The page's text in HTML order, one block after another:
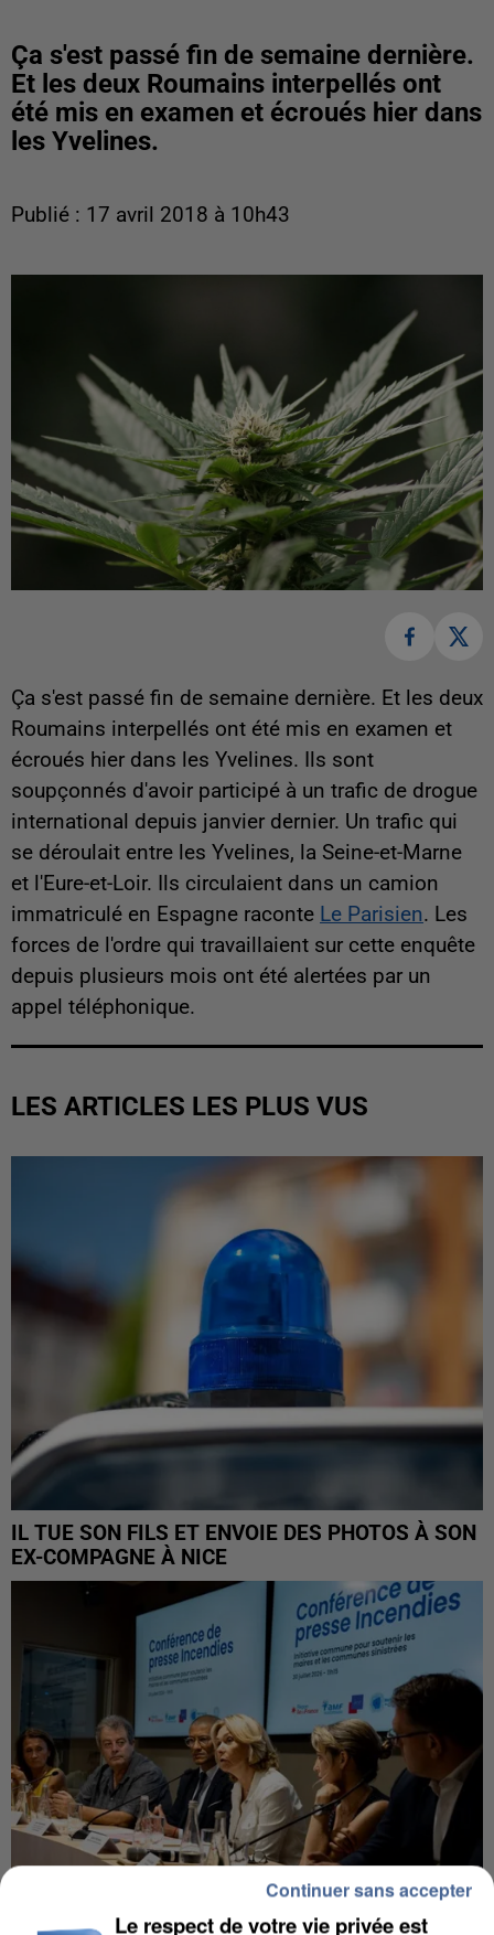
Ça s'est passé fin de semaine dernière.
Et les deux Roumains interpellés ont
été mis en examen et écroués hier dans
les Yvelines.
Publié : 17 avril 2018 à 10h43
Ça s'est passé fin de semaine dernière. Et les deux
Roumains interpellés ont été mis en examen et
écroués hier dans les Yvelines. Ils sont
soupçonnés d'avoir participé à un trafic de drogue
international depuis janvier dernier. Un trafic qui
se déroulait entre les Yvelines, la Seine-et-Marne
et l'Eure-et-Loir. Ils circulaient dans un camion
immatriculé en Espagne raconte Le Parisien. Les
forces de l'ordre qui travaillaient sur cette enquête
depuis plusieurs mois ont été alertées par un
appel téléphonique.
LES ARTICLES LES PLUS VUS
IL TUE SON FILS ET ENVOIE DES PHOTOS À SON
EX-COMPAGNE À NICE
Le respect de votre vie privée est
Continuer sans accepter